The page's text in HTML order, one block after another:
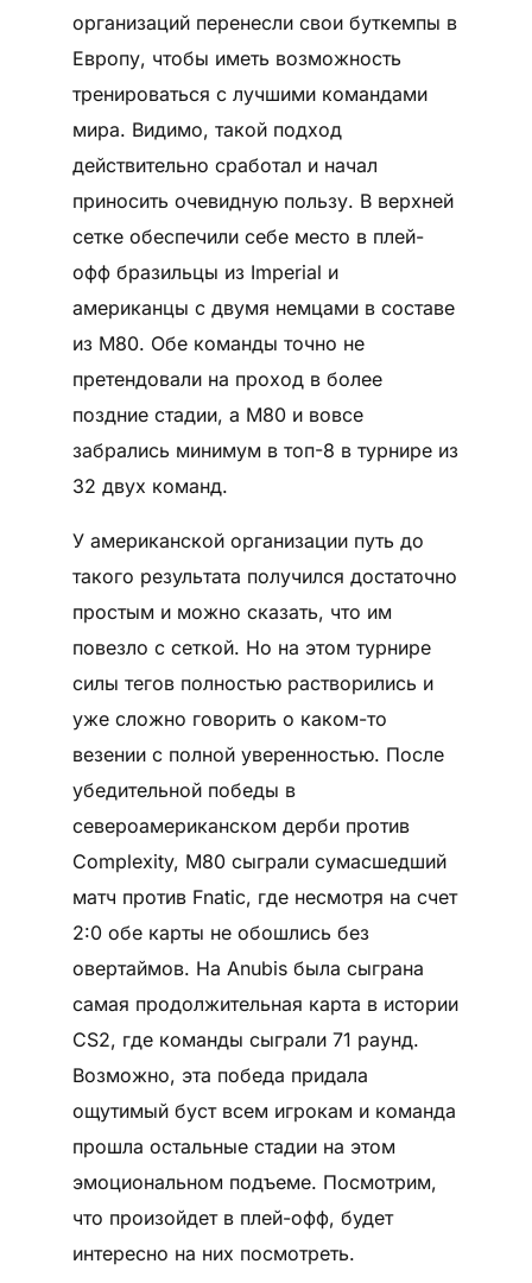
организаций перенесли свои буткемпы в
Европу, чтобы иметь возможность
тренироваться с лучшими командами
мира. Видимо, такой подход
действительно сработал и начал
приносить очевидную пользу. В верхней
сетке обеспечили себе место в плей-
офф бразильцы из Imperial и
американцы с двумя немцами в составе
из M80. Обе команды точно не
претендовали на проход в более
поздние стадии, а M80 и вовсе
забрались минимум в топ-8 в турнире из
32 двух команд.
У американской организации путь до
такого результата получился достаточно
простым и можно сказать, что им
повезло с сеткой. Но на этом турнире
силы тегов полностью растворились и
уже сложно говорить о каком-то
везении с полной уверенностью. После
убедительной победы в
североамериканском дерби против
Complexity, M80 сыграли сумасшедший
матч против Fnatic, где несмотря на счет
2:0 обе карты не обошлись без
овертаймов. На Anubis была сыграна
самая продолжительная карта в истории
CS2, где команды сыграли 71 раунд.
Возможно, эта победа придала
ощутимый буст всем игрокам и команда
прошла остальные стадии на этом
эмоциональном подъеме. Посмотрим,
что произойдет в плей-офф, будет
интересно на них посмотреть.